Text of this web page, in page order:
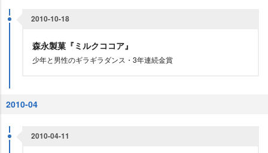
2010-10-18
森永製菓『ミルクココア』
少年と男性のギラギラダンス・3年連続金賞
2010-04
2010-04-11